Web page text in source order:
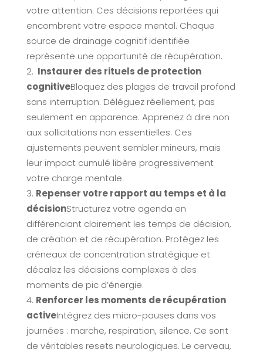
votre attention. Ces décisions reportées qui
encombrent votre espace mental. Chaque
source de drainage cognitif identifiée
représente une opportunité de récupération.
Instaurer des rituels de protection
cognitiveBloquez des plages de travail profond
sans interruption. Déléguez réellement, pas
seulement en apparence. Apprenez à dire non
aux sollicitations non essentielles. Ces
ajustements peuvent sembler mineurs, mais
leur impact cumulé libère progressivement
votre charge mentale.
Repenser votre rapport au temps et à la
décisionStructurez votre agenda en
différenciant clairement les temps de décision,
de création et de récupération. Protégez les
créneaux de concentration stratégique et
décalez les décisions complexes à des
moments de pic d’énergie.
Renforcer les moments de récupération
activeIntégrez des micro-pauses dans vos
journées : marche, respiration, silence. Ce sont
de véritables resets neurologiques. Le cerveau,